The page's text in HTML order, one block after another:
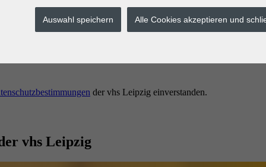
buchen.
der vhs Leipzig einverstanden.
vhs Leipzig
Auswahl speichern Alle Cookies akzeptieren und